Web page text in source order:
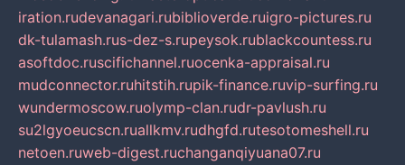
iration.rudevanagari.rubiblioverde.ruigro-pictures.ru
dk-tulamash.rus-dez-s.rupeysok.rublackcountess.ru
asoftdoc.ruscifichannel.ruocenka-appraisal.ru
mudconnector.ruhitstih.rupik-finance.ruvip-surfing.ru
wundermoscow.ruolymp-clan.rudr-pavlush.ru
su2lgyoeucscn.ruallkmv.rudhgfd.rutesotomeshell.ru
netoen.ruweb-digest.ruchanganqiyuana07.ru